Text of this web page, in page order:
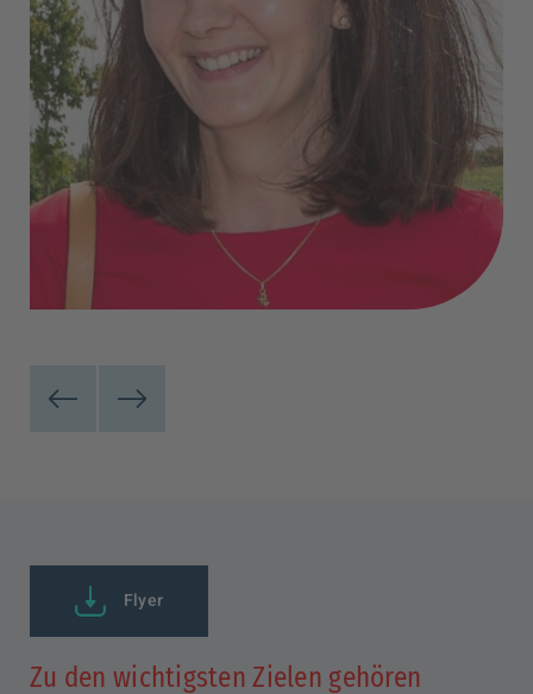
Flyer
Zu den wichtigsten Zielen gehören